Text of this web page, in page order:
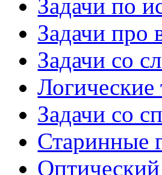
Задачи по
Задачи про
Задачи со
Задачи со
Старинные